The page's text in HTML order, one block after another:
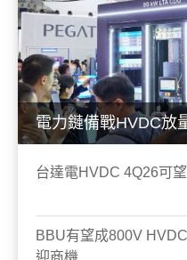
電力鏈備戰HVDC放
台達電HVDC 4Q26可
BBU有望成800V
迎商機